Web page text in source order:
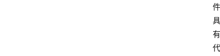
件
具
有
代